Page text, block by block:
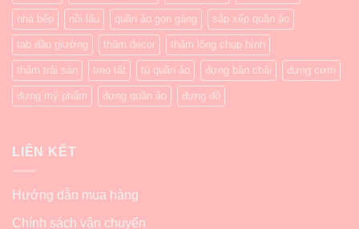
nhà bếp nồi lẩu quần áo gọn gàng sắp xếp quần áo
tab đầu giường thảm decor thảm lông chụp hình
thảm trải sàn treo tất tủ quần áo đựng bàn chải đựng cơm
đựng mỹ phẩm đựng quần áo đựng đồ
LIÊN KẾT
Hướng dẫn mua hàng
Chính sách vận chuyển